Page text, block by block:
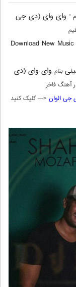
“ وای وای (دی جی
Download New
بنام وای وای (دی
آهنگ فاخر
جی الوان <— کلیک کنید